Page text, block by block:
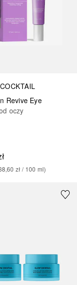
Revive Eye
oczy
zł / 100 ml)